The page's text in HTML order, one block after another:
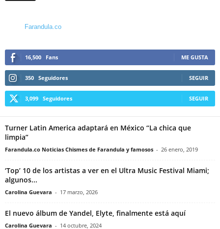
Farandula.co
16,500 Fans ME GUSTA
350 Seguidores SEGUIR
3,099 Seguidores SEGUIR
Turner Latin America adaptará en México “La chica que
limpia”
Farandula.co Noticias Chismes de Farandula y famosos - 26 enero, 2019
‘Top’ 10 de los artistas a ver en el Ultra Music Festival Miami;
algunos...
Carolina Guevara - 17 marzo, 2026
El nuevo álbum de Yandel, Elyte, finalmente está aquí
Carolina Guevara - 14 octubre, 2024